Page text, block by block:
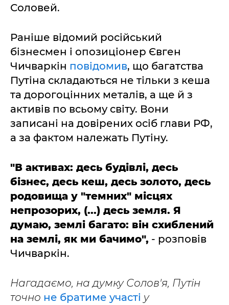
Соловей.
Раніше відомий російський
бізнесмен і опозиціонер Євген
Чичваркін повідомив, що багатства
Путіна складаються не тільки з кеша
та дорогоцінних металів, а ще й з
активів по всьому світу. Вони
записані на довірених осіб глави РФ,
а за фактом належать Путіну.
"В активах: десь будівлі, десь
бізнес, десь кеш, десь золото, десь
родовища у "темних" місцях
непрозорих, (...) десь земля. Я
думаю, землі багато: він схиблений
на землі, як ми бачимо", - розповів
Чичваркін.
Нагадаємо, на думку Солов'я, Путін
точно не братиме участі у